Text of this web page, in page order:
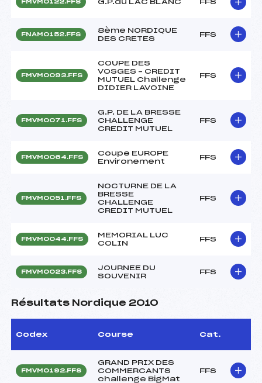
FMVM0122.FFS G.P.du LAC BLANC FFS
FNAM0152.FFS
8ème NORDIQUE
DES CRETES
FFS
FMVM0093.FFS
COUPE DES
VOSGES – CREDIT
MUTUEL Challenge
DIDIER LAVOINE
FFS
FMVM0071.FFS
G.P. DE LA BRESSE
CHALLENGE
CREDIT MUTUEL
FFS
FMVM0064.FFS
Coupe EUROPE
Environement
FFS
FMVM0051.FFS
NOCTURNE DE LA
BRESSE
CHALLENGE
CREDIT MUTUEL
FFS
FMVM0044.FFS
MEMORIAL LUC
COLIN
FFS
FMVM0023.FFS
JOURNEE DU
SOUVENIR
FFS
Résultats Nordique 2010
Codex Course Cat.
FMVM0192.FFS
GRAND PRIX DES
COMMERCANTS
challenge BigMat
FFS